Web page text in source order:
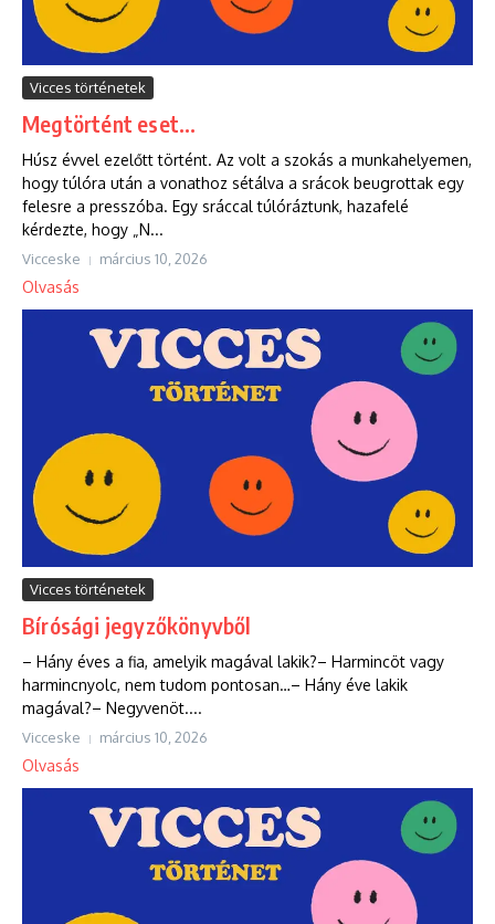
Vicces történetek
Megtörtént eset…
Húsz évvel ezelőtt történt. Az volt a szokás a munkahelyemen,
hogy túlóra után a vonathoz sétálva a srácok beugrottak egy
felesre a presszóba. Egy sráccal túlóráztunk, hazafelé
kérdezte, hogy „N...
Vicceske március 10, 2026
Olvasás
Vicces történetek
Bírósági jegyzőkönyvből
– Hány éves a fia, amelyik magával lakik?– Harmincöt vagy
harmincnyolc, nem tudom pontosan…– Hány éve lakik
magával?– Negyvenöt....
Vicceske március 10, 2026
Olvasás